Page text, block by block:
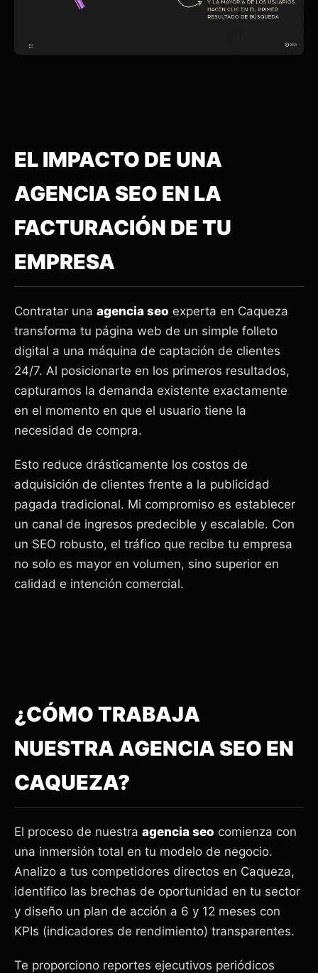
EL IMPACTO DE UNA
AGENCIA SEO EN LA
FACTURACIÓN DE TU
EMPRESA
Contratar una agencia seo experta en Caqueza
transforma tu página web de un simple folleto
digital a una máquina de captación de clientes
24/7. Al posicionarte en los primeros resultados,
capturamos la demanda existente exactamente
en el momento en que el usuario tiene la
necesidad de compra.
Esto reduce drásticamente los costos de
adquisición de clientes frente a la publicidad
pagada tradicional. Mi compromiso es establecer
un canal de ingresos predecible y escalable. Con
un SEO robusto, el tráfico que recibe tu empresa
no solo es mayor en volumen, sino superior en
calidad e intención comercial.
¿CÓMO TRABAJA
NUESTRA AGENCIA SEO EN
CAQUEZA?
El proceso de nuestra agencia seo comienza con
una inmersión total en tu modelo de negocio.
Analizo a tus competidores directos en Caqueza,
identifico las brechas de oportunidad en tu sector
y diseño un plan de acción a 6 y 12 meses con
KPIs (indicadores de rendimiento) transparentes.
Te proporciono reportes ejecutivos periódicos